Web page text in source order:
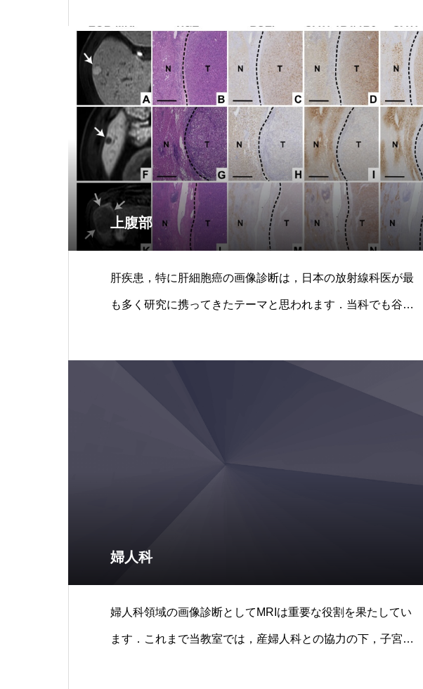
上腹部
肝疾患，特に肝細胞癌の画像診断は，日本の放射線科医が最
も多く研究に携ってきたテーマと思われます．当科でも谷本
婦人科
婦人科領域の画像診断としてMRIは重要な役割を果たしてい
ます．これまで当教室では，産婦人科との協力の下，子宮頚